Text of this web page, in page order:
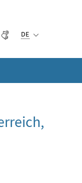
einblenden
Gebärdensprache
DE